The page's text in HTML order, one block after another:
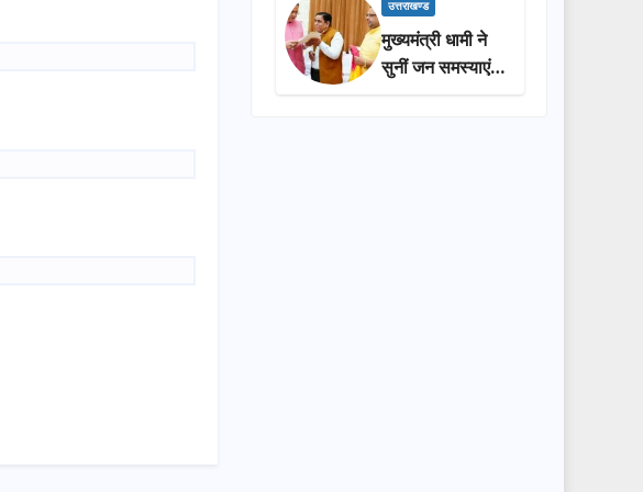
प्रशासन की
सराहना…
उत्तराखण्ड
मुख्यमंत्री धामी ने
सुनीं जन समस्याएं,
अधिकारियों को